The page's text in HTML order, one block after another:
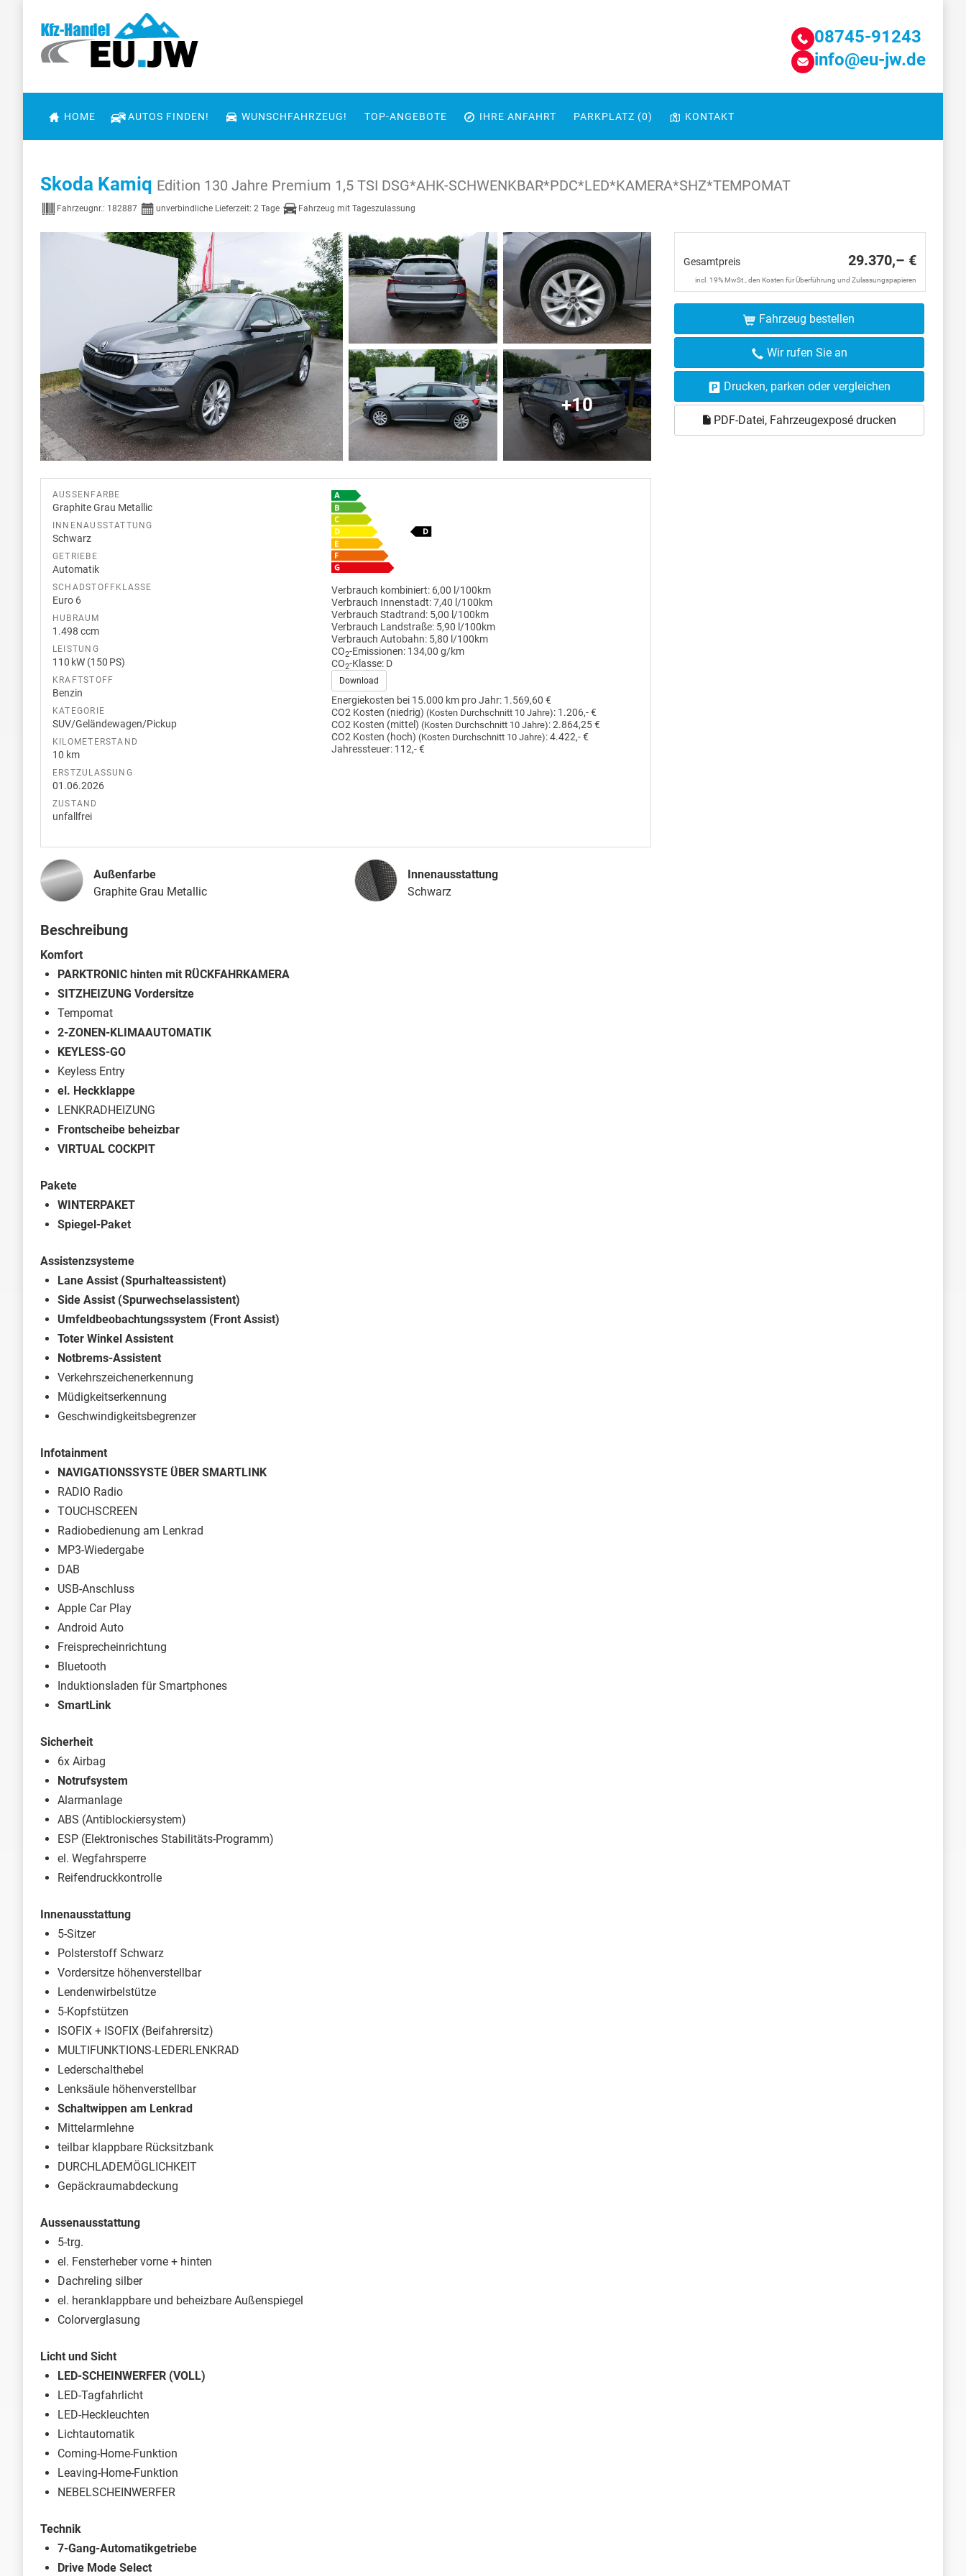
08745-91243
info@eu-jw.de
HOME AUTOS FINDEN! WUNSCHFAHRZEUG! TOP-ANGEBOTE IHRE ANFAHRT PARKPLATZ (0) KONTAKT
Skoda Kamiq Edition 130 Jahre Premium 1,5 TSI DSG*AHK-SCHWENKBAR*PDC*LED*KAMERA*SHZ*TEMPOMAT
Fahrzeugnr.: 182887 unverbindliche Lieferzeit: 2 Tage Fahrzeug mit Tageszulassung
Gesamtpreis 29.370,– €
incl. 19% MwSt., den Kosten für Überführung und Zulassungspapieren
Fahrzeug bestellen
Wir rufen Sie an
Drucken, parken oder vergleichen
PDF-Datei, Fahrzeugexposé drucken
+10
AUSSENFARBE
Graphite Grau Metallic
INNENAUSSTATTUNG
Schwarz
GETRIEBE
Automatik
SCHADSTOFFKLASSE
Euro 6
HUBRAUM
1.498 ccm
LEISTUNG
110 kW (150 PS)
KRAFTSTOFF
Benzin
KATEGORIE
SUV/Geländewagen/Pickup
KILOMETERSTAND
10 km
ERSTZULASSUNG
01.06.2026
ZUSTAND
unfallfrei
Verbrauch kombiniert: 6,00 l/100km
Verbrauch Innenstadt:7,40 l/100km
Verbrauch Stadtrand: 5,00 l/100km
Verbrauch Landstraße: 5,90 l/100km
Verbrauch Autobahn: 5,80 l/100km
CO2-Emissionen: 134,00 g/km
CO2-Klasse: D
Download
Energiekosten bei 15.000 km pro Jahr: 1.569,60 €
CO2 Kosten (niedrig) (Kosten Durchschnitt 10 Jahre): 1.206,- €
CO2 Kosten (mittel) (Kosten Durchschnitt 10 Jahre):2.864,25 €
CO2 Kosten (hoch) (Kosten Durchschnitt 10 Jahre):4.422,- €
Jahressteuer: 112,- €
Außenfarbe
Graphite Grau Metallic
Innenausstattung
Innenausstattung
Schwarz
Beschreibung
Komfort
PARKTRONIC hinten mit RÜCKFAHRKAMERA
SITZHEIZUNG Vordersitze
Tempomat
2-ZONEN-KLIMAAUTOMATIK
KEYLESS-GO
Keyless Entry
el. Heckklappe
LENKRADHEIZUNG
Frontscheibe beheizbar
VIRTUAL COCKPIT
Pakete
WINTERPAKET
Spiegel-Paket
Assistenzsysteme
Lane Assist (Spurhalteassistent)
Side Assist (Spurwechselassistent)
Umfeldbeobachtungssystem (Front Assist)
Toter Winkel Assistent
Notbrems-Assistent
Verkehrszeichenerkennung
Müdigkeitserkennung
Geschwindigkeitsbegrenzer
Infotainment
NAVIGATIONSSYSTE ÜBER SMARTLINK
RADIO Radio
TOUCHSCREEN
Radiobedienung am Lenkrad
MP3-Wiedergabe
DAB
USB-Anschluss
Apple Car Play
Android Auto
Freisprecheinrichtung
Bluetooth
Induktionsladen für Smartphones
SmartLink
Sicherheit
6x Airbag
Notrufsystem
Alarmanlage
ABS (Antiblockiersystem)
ESP (Elektronisches Stabilitäts-Programm)
el. Wegfahrsperre
Reifendruckkontrolle
Innenausstattung
5-Sitzer
Polsterstoff Schwarz
Vordersitze höhenverstellbar
Lendenwirbelstütze
5-Kopfstützen
ISOFIX + ISOFIX (Beifahrersitz)
MULTIFUNKTIONS-LEDERLENKRAD
Lederschalthebel
Lenksäule höhenverstellbar
Schaltwippen am Lenkrad
Mittelarmlehne
teilbar klappbare Rücksitzbank
DURCHLADEMÖGLICHKEIT
Gepäckraumabdeckung
Aussenausstattung
5-trg.
el. Fensterheber vorne + hinten
Dachreling silber
el. heranklappbare und beheizbare Außenspiegel
Colorverglasung
Licht und Sicht
LED-SCHEINWERFER (VOLL)
LED-Tagfahrlicht
LED-Heckleuchten
Lichtautomatik
Coming-Home-Funktion
Leaving-Home-Funktion
NEBELSCHEINWERFER
Technik
7-Gang-Automatikgetriebe
Drive Mode Select